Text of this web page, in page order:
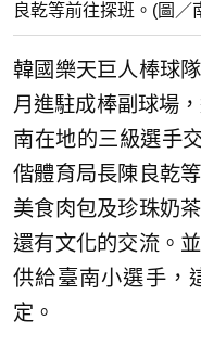
良乾等前往探班。(圖／
韓國樂天巨人棒球
月進駐成棒副球場
南在地的三級選手
偕體育局長陳良乾
美食肉包及珍珠奶
還有文化的交流。
供給臺南小選手，
定。